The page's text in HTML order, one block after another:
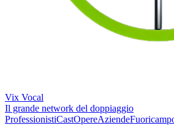
Vix Vocal
Il grande network del doppiaggio
ProfessionistiCastOpereAziende